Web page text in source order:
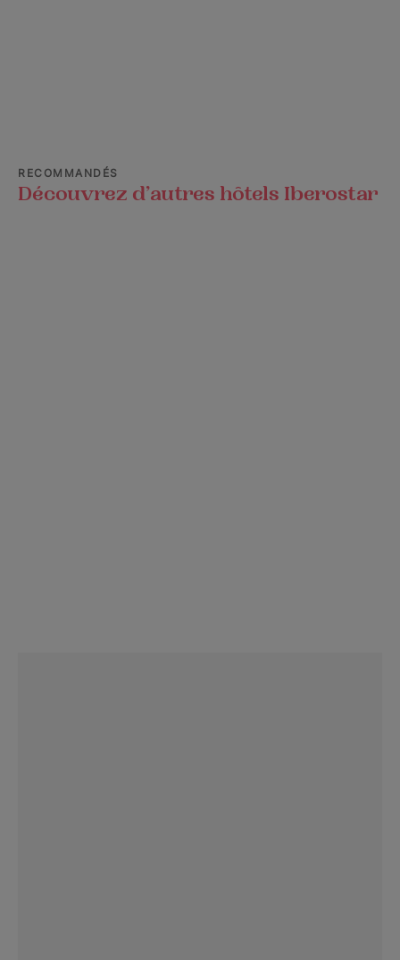
RECOMMANDÉS
Découvrez d’autres hôtels Iberostar